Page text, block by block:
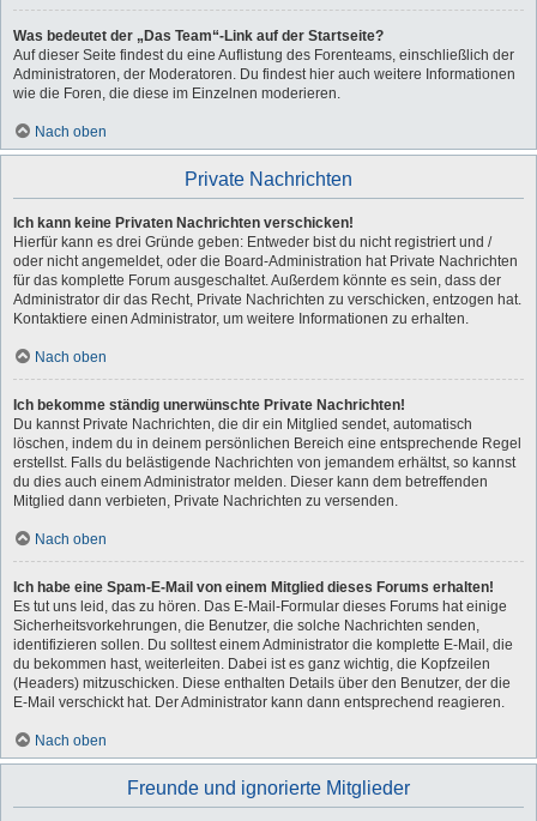
Was bedeutet der „Das Team“-Link auf der Startseite?
Auf dieser Seite findest du eine Auflistung des Forenteams, einschließlich der
Administratoren, der Moderatoren. Du findest hier auch weitere Informationen
wie die Foren, die diese im Einzelnen moderieren.
Nach oben
Private Nachrichten
Ich kann keine Privaten Nachrichten verschicken!
Hierfür kann es drei Gründe geben: Entweder bist du nicht registriert und /
oder nicht angemeldet, oder die Board-Administration hat Private Nachrichten
für das komplette Forum ausgeschaltet. Außerdem könnte es sein, dass der
Administrator dir das Recht, Private Nachrichten zu verschicken, entzogen hat.
Kontaktiere einen Administrator, um weitere Informationen zu erhalten.
Nach oben
Ich bekomme ständig unerwünschte Private Nachrichten!
Du kannst Private Nachrichten, die dir ein Mitglied sendet, automatisch
löschen, indem du in deinem persönlichen Bereich eine entsprechende Regel
erstellst. Falls du belästigende Nachrichten von jemandem erhältst, so kannst
du dies auch einem Administrator melden. Dieser kann dem betreffenden
Mitglied dann verbieten, Private Nachrichten zu versenden.
Nach oben
Ich habe eine Spam-E-Mail von einem Mitglied dieses Forums erhalten!
Es tut uns leid, das zu hören. Das E-Mail-Formular dieses Forums hat einige
Sicherheitsvorkehrungen, die Benutzer, die solche Nachrichten senden,
identifizieren sollen. Du solltest einem Administrator die komplette E-Mail, die
du bekommen hast, weiterleiten. Dabei ist es ganz wichtig, die Kopfzeilen
(Headers) mitzuschicken. Diese enthalten Details über den Benutzer, der die
E-Mail verschickt hat. Der Administrator kann dann entsprechend reagieren.
Nach oben
Freunde und ignorierte Mitglieder